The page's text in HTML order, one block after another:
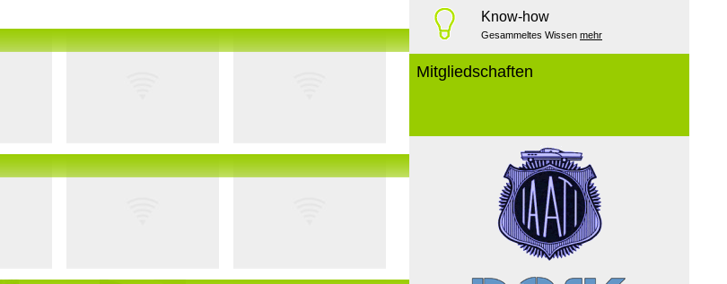
Know-how
Gesammeltes Wissen mehr
Mitgliedschaften